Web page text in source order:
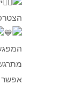
מתרגש
אפשר